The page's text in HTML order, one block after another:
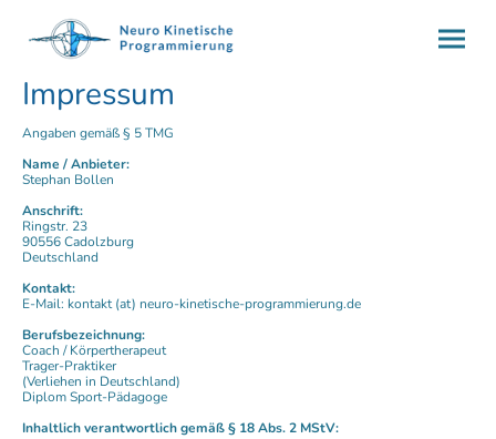
Impressum
Angaben gemäß § 5 TMG
Name / Anbieter:
Stephan Bollen
Anschrift:
Ringstr. 23
90556 Cadolzburg
Deutschland
Kontakt:
E-Mail: kontakt (at) neuro-kinetische-programmierung.de
Berufsbezeichnung:
Coach / Körpertherapeut
Trager-Praktiker
(Verliehen in Deutschland)
Diplom Sport-Pädagoge
Inhaltlich verantwortlich gemäß § 18 Abs. 2 MStV: